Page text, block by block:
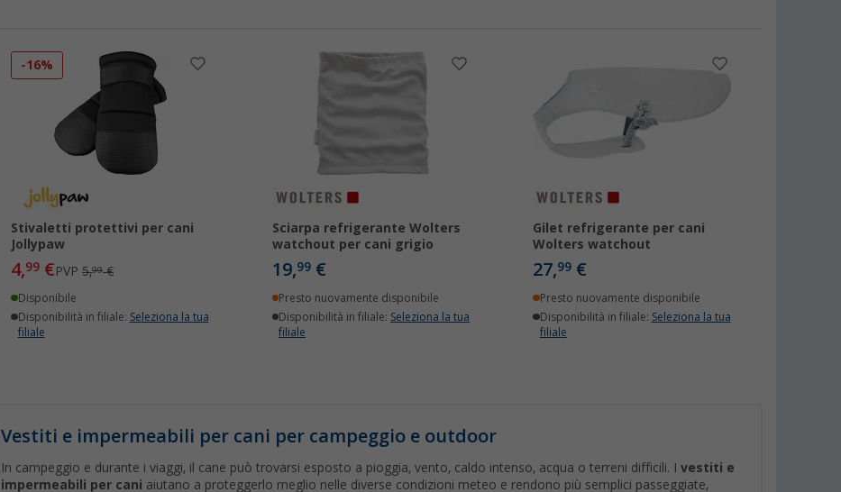
-16%
Stivaletti protettivi per cani
Jollypaw
4,99 €PVP5,99€
Disponibile
Disponibilità in filiale: Seleziona la tua
filiale
Sciarpa refrigerante Wolters
watchout per cani grigio
19,99€
Presto nuovamente disponibile
Disponibilità in filiale: Seleziona la tua
filiale
Gilet refrigerante per cani
Wolters watchout
27,99 €
Presto nuovamente disponibile
Disponibilità in filiale: Seleziona la tua
filiale
Vestiti e impermeabili per cani per campeggio e outdoor
In campeggio e durante i viaggi, il cane può trovarsi esposto a pioggia, vento, caldo intenso, acqua o terreni difficili. Ivestiti e
impermeabili per cani aiutano a proteggerlo meglio nelle diverse condizioni meteo e rendono più semplici passeggiate,